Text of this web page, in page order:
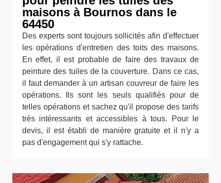
maisons à Bournos dans le
64450
Des experts sont toujours sollicités afin d'effectuer
les opérations d'entretien des toits des maisons.
En effet, il est probable de faire des travaux de
peinture des tuiles de la couverture. Dans ce cas,
il faut demander à un artisan couvreur de faire les
opérations. Ils sont les seuls qualifiés pour de
telles opérations et sachez qu'il propose des tarifs
très intéressants et accessibles à tous. Pour le
devis, il est établi de manière gratuite et il n'y a
pas d'engagement qui s'y rattache.